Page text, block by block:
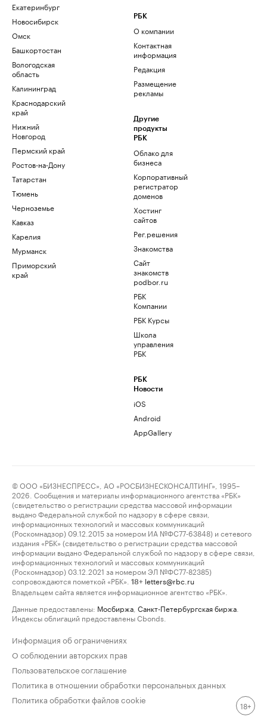
Екатеринбург
Новосибирск
Омск
Башкортостан
Вологодская
область
Калининград
Краснодарский
край
Нижний
Новгород
Пермский край
Ростов-на-Дону
Татарстан
Тюмень
Черноземье
Кавказ
Карелия
Мурманск
Приморский
край
РБК
О компании
Контактная
информация
Редакция
Размещение
рекламы
Другие
продукты
РБК
Облако для
бизнеса
Корпоративный
регистратор
доменов
Хостинг
сайтов
Рег.решения
Знакомства
Сайт
знакомств
podbor.ru
РБК
Компании
РБК Курсы
Школа
управления
РБК
РБК
Новости
iOS
Android
AppGallery
© ООО «БИЗНЕСПРЕСС», АО «РОСБИЗНЕСКОНСАЛТИНГ», 1995–
2026. Сообщения и материалы информационного агентства «РБК»
(свидетельство о регистрации средства массовой информации
выдано Федеральной службой по надзору в сфере связи,
информационных технологий и массовых коммуникаций
(Роскомнадзор) 09.12.2015 за номером ИА №ФС77-63848) и сетевого
издания «РБК» (свидетельство о регистрации средства массовой
информации выдано Федеральной службой по надзору в сфере связи,
информационных технологий и массовых коммуникаций
(Роскомнадзор) 03.12.2021 за номером ЭЛ №ФС77-82385)
сопровождаются пометкой «РБК».
18+ letters@rbc.ru
Владельцем сайта является информационное агентство «РБК».
Данные предоставлены: Мосбиржа Санкт-Петербургская биржа
Индексы облигаций предоставлены Cbonds.
Информация об ограничениях
О соблюдении авторских прав
Пользовательское соглашение
Политика в отношении обработки персональных данных
Политика обработки файлов cookie
18+